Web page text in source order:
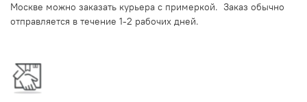
Москве можно заказать курьера с примеркой. Заказ обычно
отправляется в течение 1-2 рабочих дней.